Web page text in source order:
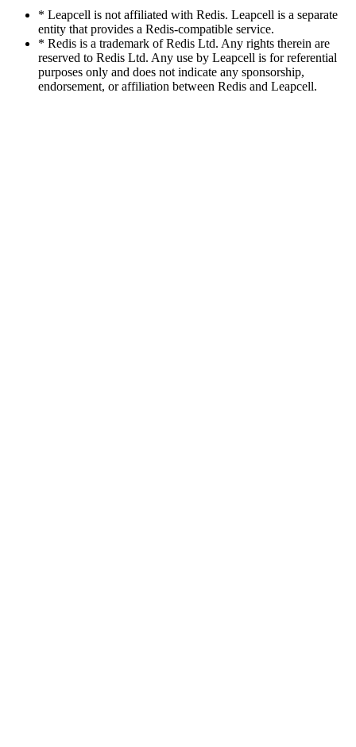
* Leapcell is not affiliated with Redis. Leapcell is a separate
entity that provides a Redis-compatible service.
* Redis is a trademark of Redis Ltd. Any rights therein are
reserved to Redis Ltd. Any use by Leapcell is for referential
purposes only and does not indicate any sponsorship,
endorsement, or affiliation between Redis and Leapcell.